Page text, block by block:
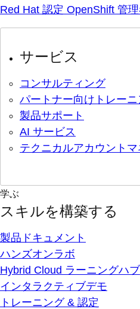
Red Hat 認定 OpenShift 管
サービス
コンサルティング
パートナー向けトレーニ
製品サポート
AI サービス
テクニカルアカウント
学ぶ
スキルを構築する
製品ドキュメント
ハンズオンラボ
Hybrid Cloud ラーニングハブ
インタラクティブデモ
トレーニング & 認定